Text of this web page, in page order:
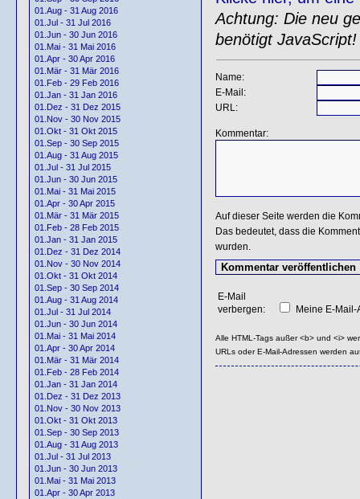
01.Aug - 31 Aug 2016
01.Jul - 31 Jul 2016
01.Jun - 30 Jun 2016
01.Mai - 31 Mai 2016
01.Apr - 30 Apr 2016
01.Mär - 31 Mär 2016
01.Feb - 29 Feb 2016
01.Jan - 31 Jan 2016
01.Dez - 31 Dez 2015
01.Nov - 30 Nov 2015
01.Okt - 31 Okt 2015
01.Sep - 30 Sep 2015
01.Aug - 31 Aug 2015
01.Jul - 31 Jul 2015
01.Jun - 30 Jun 2015
01.Mai - 31 Mai 2015
01.Apr - 30 Apr 2015
01.Mär - 31 Mär 2015
01.Feb - 28 Feb 2015
01.Jan - 31 Jan 2015
01.Dez - 31 Dez 2014
01.Nov - 30 Nov 2014
01.Okt - 31 Okt 2014
01.Sep - 30 Sep 2014
01.Aug - 31 Aug 2014
01.Jul - 31 Jul 2014
01.Jun - 30 Jun 2014
01.Mai - 31 Mai 2014
01.Apr - 30 Apr 2014
01.Mär - 31 Mär 2014
01.Feb - 28 Feb 2014
01.Jan - 31 Jan 2014
01.Dez - 31 Dez 2013
01.Nov - 30 Nov 2013
01.Okt - 31 Okt 2013
01.Sep - 30 Sep 2013
01.Aug - 31 Aug 2013
01.Jul - 31 Jul 2013
01.Jun - 30 Jun 2013
01.Mai - 31 Mai 2013
01.Apr - 30 Apr 2013
Achtung: Die neu
benötigt JavaScript!
Name:
E-Mail:
URL:
Kommentar:
Auf dieser Seite werden die
Das bedeutet, dass die
wurden.
E-Mail
verbergen:
Meine E-
Alle HTML-Tags außer <b> und <i>
URLs oder E-Mail-Adressen werden